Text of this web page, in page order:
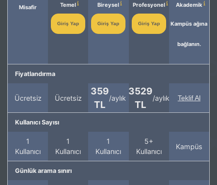
Misafir Temel
Giriş Yap
Bireysel
Giriş Yap
Profesyonel
Giriş Yap
Akademik
Kampüs ağına
bağlanın.
Fiyatlandırma
Ücretsiz Ücretsiz
359
TL
/aylık
3529
TL
/aylık Teklif Al
Kullanıcı Sayısı
1
Kullanıcı
1
Kullanıcı
1
Kullanıcı
5+
Kullanıcı
Kampüs
Günlük arama sınırı